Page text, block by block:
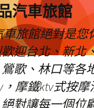
汽車旅館
車旅館絕對是您
迎台北、新北
歌、林口等各
摩鐵ktv式按
對讓每一個位